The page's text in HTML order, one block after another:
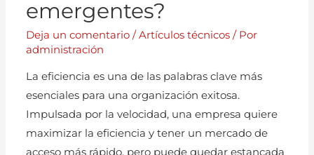
emergentes?
Deja un comentario /Artículos técnicos / Por
administración
La eficiencia es una de las palabras clave más
esenciales para una organización exitosa.
Impulsada por la velocidad, una empresa quiere
maximizar la eficiencia y tener un mercado de
acceso más rápido, pero puede quedar estancada